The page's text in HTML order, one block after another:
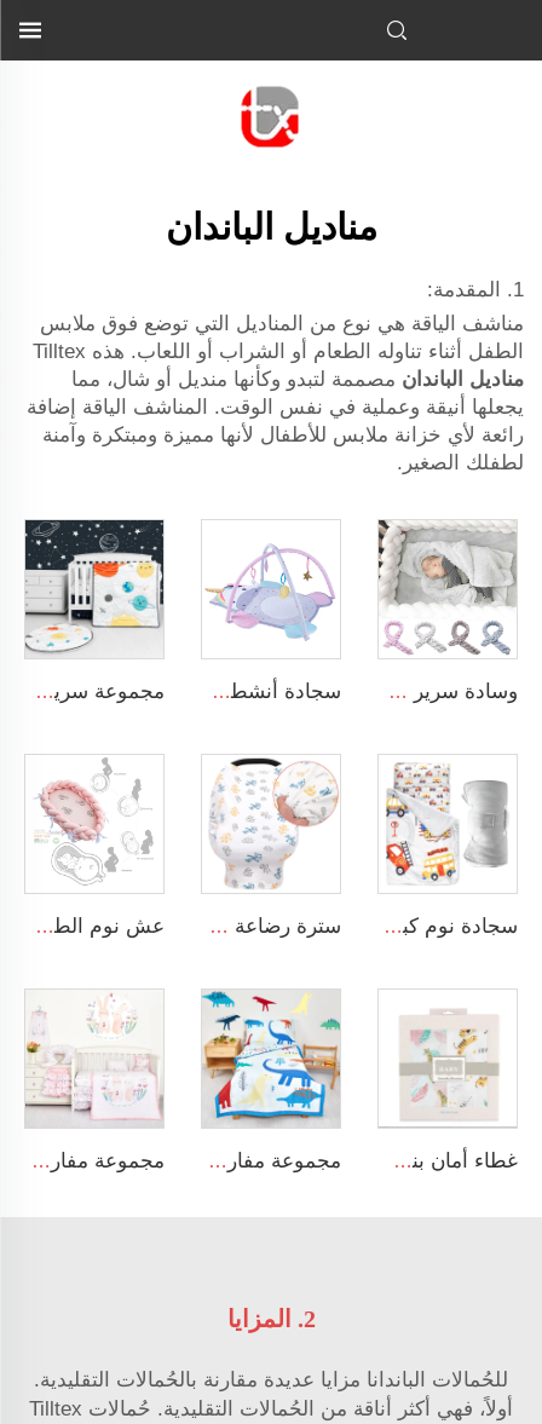
مناديل الباندان
1. المقدمة:
مناشف الياقة هي نوع من المناديل التي توضع فوق ملابس
الطفل أثناء تناوله الطعام أو الشراب أو اللعاب. هذه Tilltex
مناديل الباندان مصممة لتبدو وكأنها منديل أو شال، مما
يجعلها أنيقة وعملية في نفس الوقت. المناشف الياقة إضافة
رائعة لأي خزانة ملابس للأطفال لأنها مميزة ومبتكرة وآمنة
لطفلك الصغير.
وسادة سرير مجديلة ومربوطة ناعمة ومريحة لطفل صغير يناسب عش النوم للمواليد الجدد سجادة أنشطة مع ألعاب حسية معلقة بتصميم حيوانات لتمارين البطن للأطفال مجموعة سرير مهد الرضع للفتيان بتصميم فضاء الكارتون مجموعة سرير مهد 3 قطع لمهد الطفل ديكور غرفة نوم الأطفال
سجادة نوم كبيرة قابلة لللف بتصميم طرق المواصلات مع وسادة وغطاء قابل للإزالة سترة رضاعة مصنوعة من قطن الجيرسيه خصوصية 360 درجة ناعمة للغاية للرضاعة الطبيعية عش نوم الطفل الم trenge المزود بسرير مجدول ناعم مناسب للأطفال حديثي الولادة قابل للنقل
غطاء أمان بنسبة 100% قطن ناعم وقابل للتنفس للف حديثي الولادة مجموعة مفارش سرير بألوان ديناصورات مطبوعة للأولاد مجموعة مفارش سرير فاخرة بتصميم أرنب كرتوني للأطفال حديثي الولادة، خاصة بالفتيات
2. المزايا
للحُمالات الباندانا مزايا عديدة مقارنة بالحُمالات التقليدية.
أولاً، فهي أكثر أناقة من الحُمالات التقليدية. حُمالات Tilltex